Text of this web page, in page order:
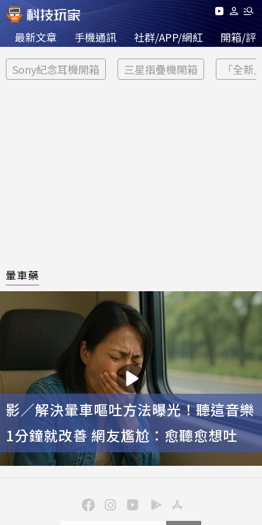
最新文章 手機通訊 社群/APP/網紅 開箱/評
Sony紀念耳機開箱 三星摺疊機開箱 「全新
暈車藥
影／解決暈車嘔吐方法曝光！聽這音樂
1分鐘就改善 網友尷尬：愈聽愈想吐